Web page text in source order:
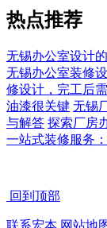
热点推荐
无锡办公室设计
无锡办公室装修
修设计，完工后
油漆很关键 无锡
与解答 探索厂房
一站式装修服务
回到顶部